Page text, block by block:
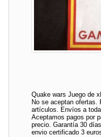
Quake wars Juego de
No se aceptan ofertas.
artículos. Envíos a
Aceptamos pagos por
precio. Garantía 30
envio certificado 3